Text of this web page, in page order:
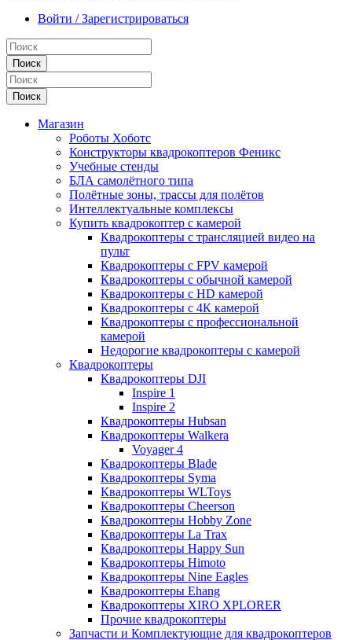
Войти / Зарегистрироваться
Поиск
Поиск
Магазин
Роботы Хоботс
Конструкторы квадрокоптеров Феникс
Учебные стенды
БЛА самолётного типа
Полётные зоны, трассы для полётов
Интеллектуальные комплексы
Купить квадрокоптер с камерой
Квадрокоптеры с трансляцией видео на
пульт
Квадрокоптеры с FPV камерой
Квадрокоптеры с обычной камерой
Квадрокоптеры с HD камерой
Квадрокоптеры с 4К камерой
Квадрокоптеры с профессиональной
камерой
Недорогие квадрокоптеры с камерой
Квадрокоптеры
Квадрокоптеры DJI
Inspire 1
Inspire 2
Квадрокоптеры Hubsan
Квадрокоптеры Walkera
Voyager 4
Квадрокоптеры Blade
Квадрокоптеры Syma
Квадрокоптеры WLToys
Квадрокоптеры Cheerson
Квадрокоптеры Hobby Zone
Квадрокоптеры La Trax
Квадрокоптеры Happy Sun
Квадрокоптеры Himoto
Квадрокоптеры Nine Eagles
Квадрокоптеры Ehang
Квадрокоптеры XIRO XPLORER
Прочие квадрокоптеры
Запчасти и Комплектующие для квадрокоптеров